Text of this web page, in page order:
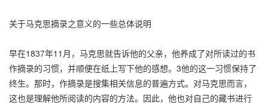
关于马克思摘录之意义的一些总体说明
早在1837年11月，马克思就告诉他的父亲，他养成了对所读过的书
作摘录的习惯，并顺便在纸上写下他的感想。3他的这一习惯保持了
终生。那时，作摘录是搜集相关信息的普遍方式。对马克思而言，
这也是理解他所阅读的内容的方法。因此，他也对自己的藏书进行